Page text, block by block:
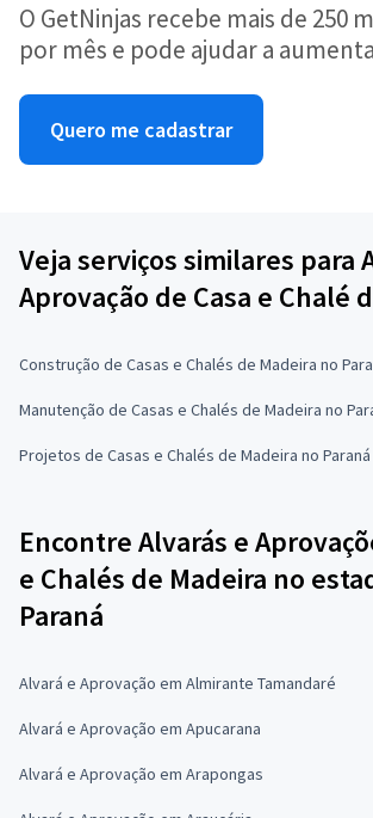
O GetNinjas recebe mais de 250
por mês e pode ajudar a
Quero me cadastrar
Veja serviços similares para
Aprovação de Casa e Chalé
Construção de Casas e Chalés de Madeira no
Manutenção de Casas e Chalés de Madeira no
Projetos de Casas e Chalés de Madeira no Paraná
Encontre Alvarás e
e Chalés de Madeira no
Paraná
Alvará e Aprovação em Almirante Tamandaré
Alvará e Aprovação em Apucarana
Alvará e Aprovação em Arapongas